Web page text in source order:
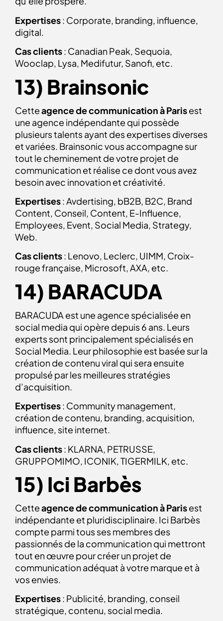
Expertises: Corporate, branding, influence,
digital.
Cas clients: Canadian Peak, Sequoia,
Wooclap, Lysa, Medifutur, Sanofi, etc.
13) Brainsonic
Cetteagence de communication à Parisest
une agence indépendante qui possède
plusieurs talents ayant des expertises diverses
et variées. Brainsonic vous accompagne sur
tout le cheminement de votre projet de
communication et réalise ce dont vous avez
besoin avec innovation et créativité.
Expertises: Avdertising, bB2B, B2C, Brand
Content, Conseil, Content, E-Influence,
Employees, Event, Social Media, Strategy,
Web.
Cas clients: Lenovo, Leclerc, UIMM, Croix-
rouge française, Microsoft, AXA, etc.
14) BARACUDA
BARACUDA est une agence spécialisée en
social media qui opère depuis 6 ans. Leurs
experts sont principalement spécialisés en
Social Media. Leur philosophie est basée sur la
création de contenu viral qui sera ensuite
propulsé par les meilleures stratégies
d’acquisition.
Expertises: Community management,
création de contenu, branding, acquisition,
influence, site internet.
Cas clients: KLARNA, PETRUSSE,
GRUPPOMIMO, ICONIK, TIGERMILK, etc.
15) Ici Barbès
Cetteagence de communication à Parisest
indépendante et pluridisciplinaire. Ici Barbès
compte parmi tous ses membres des
passionnés de la communication qui mettront
tout en œuvre pour créer un projet de
communication adéquat à votre marque et à
vos envies.
Expertises: Publicité, branding, conseil
stratégique, contenu, social media.